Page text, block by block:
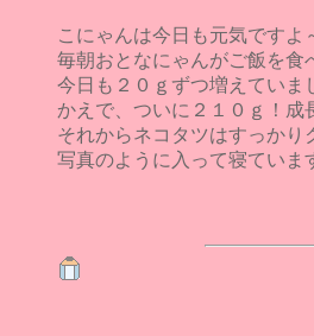
こにゃんは今日も元気ですよ
毎朝おとなにゃんがご飯を食
今日も２０ｇずつ増えていま
かえで、ついに２１０ｇ！成
それからネコタツはすっかり
写真のように入って寝てい